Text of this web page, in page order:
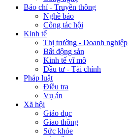
Báo chí - Truyền thông
Nghề báo
Công tác hội
Kinh tế
Thị trường - Doanh nghiệp
Bất động sản
Kinh tế vĩ mô
Đầu tư - Tài chính
Pháp luật
Điều tra
Vụ án
Xã hội
Giáo dục
Giao thông
Sức khỏe